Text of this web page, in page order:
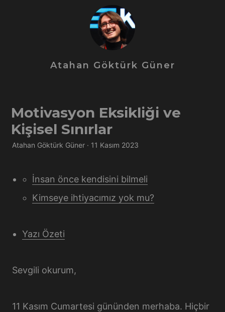
Atahan Göktürk Güner
Motivasyon Eksikliği ve
Kişisel Sınırlar
Atahan Göktürk Güner · 11 Kasım 2023
İnsan önce kendisini bilmeli
Kimseye ihtiyacımız yok mu?
Yazı Özeti
Sevgili okurum,
11 Kasım Cumartesi gününden merhaba. Hiçbir